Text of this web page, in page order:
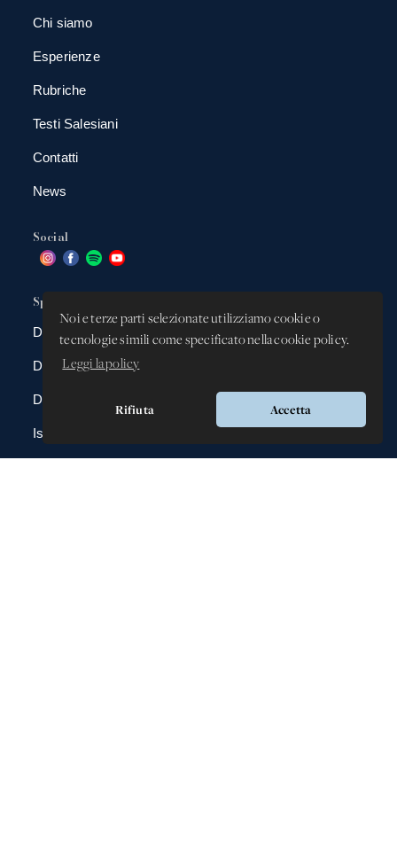
Noi e terze parti selezionate utilizziamo cookie o
tecnologie simili come specificato nella cookie policy.
Leggi la policy
Rifiuta Accetta
Chi siamo
Esperienze
Rubriche
Testi Salesiani
Contatti
News
Social
Spazio app
DBAnima
DBContest
DBDrive
Iscrizioni